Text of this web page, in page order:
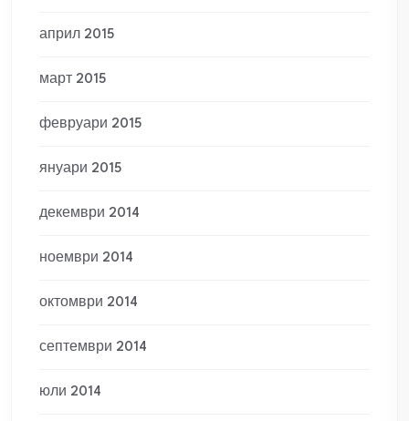
април 2015
март 2015
февруари 2015
януари 2015
декември 2014
ноември 2014
октомври 2014
септември 2014
юли 2014